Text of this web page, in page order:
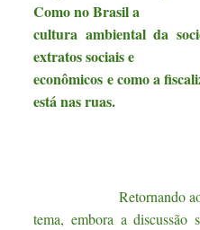
Como no Brasil a
cultura ambiental da
extratos sociais e
econômicos e como a
está nas ruas.
Retornando
tema, embora a discussão